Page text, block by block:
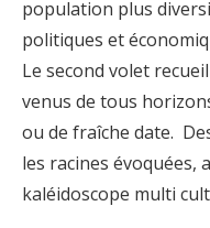
population plus
politiques et
Le second volet
venus de tous
ou de fraîche date.
les racines évoquées,
kaléidoscope multi